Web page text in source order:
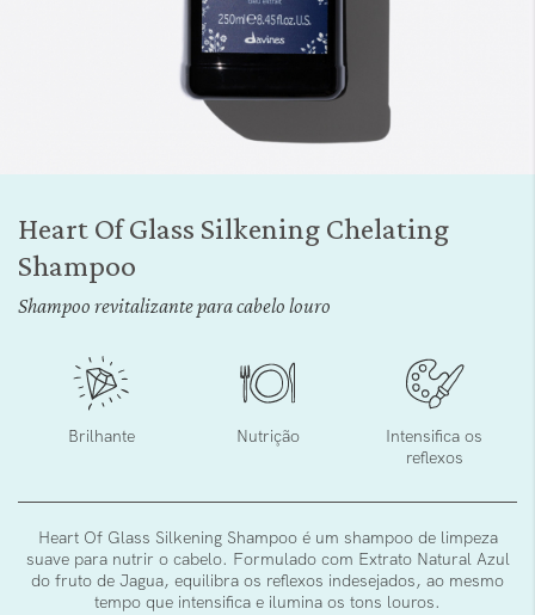
início
Galeria
Heart Of Glass Silkening Chelating
Shampoo
Shampoo revitalizante para cabelo louro
Brilhante Nutrição
Intensifica os
reflexos
Heart Of Glass Silkening Shampoo é um shampoo de limpeza
suave para nutrir o cabelo. Formulado com Extrato Natural Azul
do fruto de Jagua, equilibra os reflexos indesejados, ao mesmo
tempo que intensifica e ilumina os tons louros.